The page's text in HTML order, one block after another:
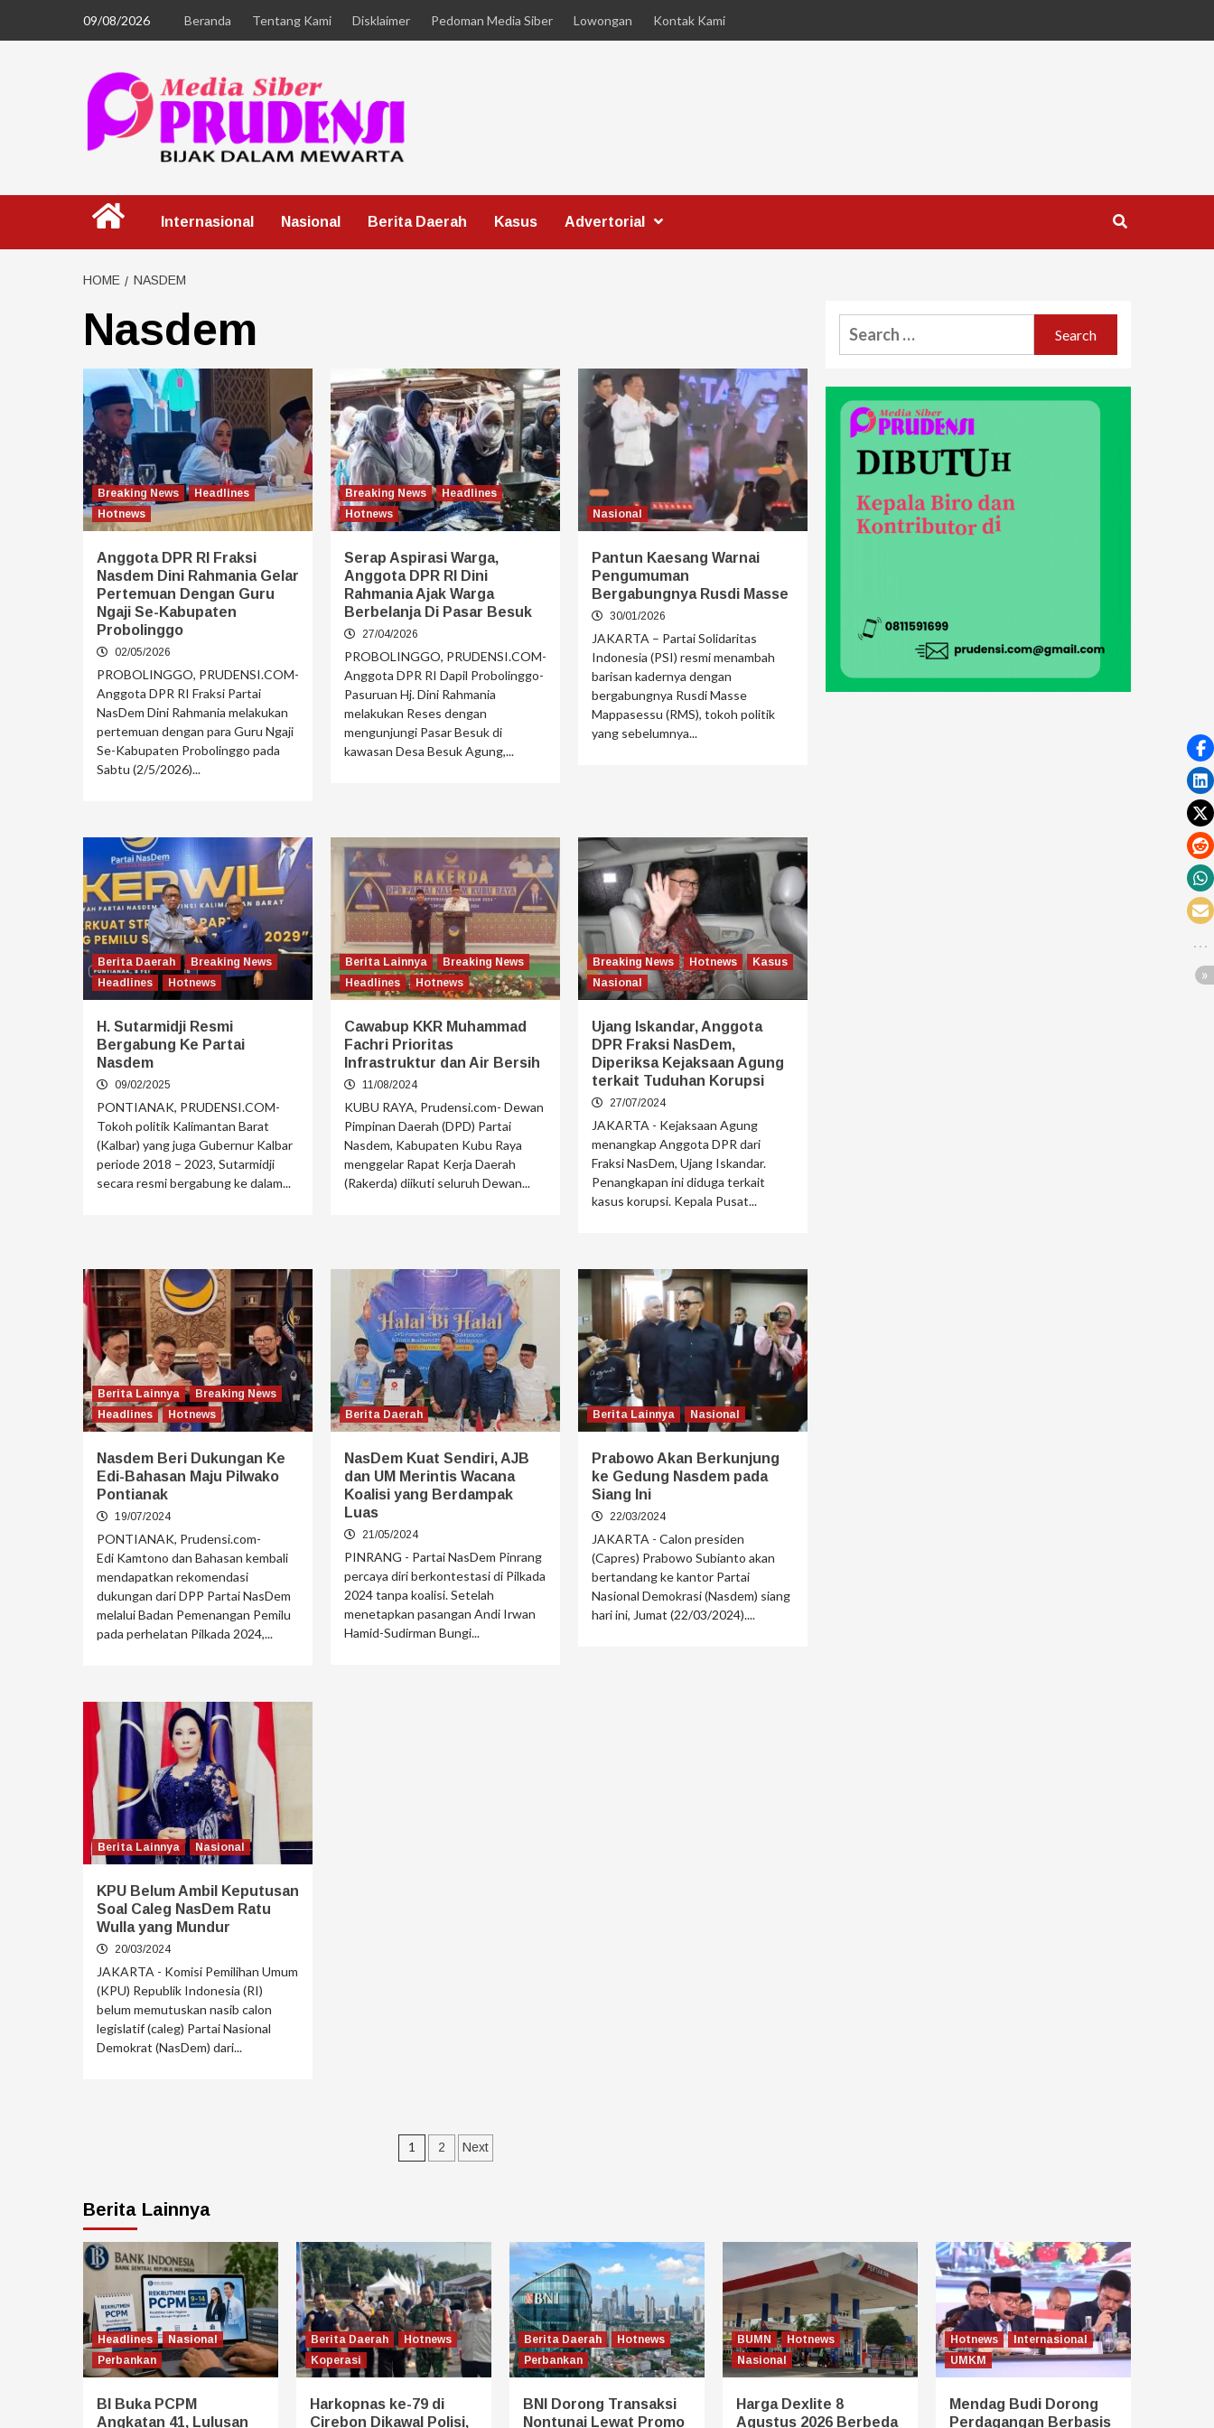
09/08/2026 Beranda Tentang Kami Disklaimer Pedoman Media Siber Lowongan Kontak Kami
Internasional Nasional Berita Daerah Kasus Advertorial
HOME NASDEM
Nasdem
Breaking News
Headlines
Hotnews
Anggota DPR RI Fraksi
Nasdem Dini Rahmania Gelar
Pertemuan Dengan Guru
Ngaji Se-Kabupaten
Probolinggo
02/05/2026
PROBOLINGGO, PRUDENSI.COM-
Anggota DPR RI Fraksi Partai
NasDem Dini Rahmania melakukan
pertemuan dengan para Guru Ngaji
Se-Kabupaten Probolinggo pada
Sabtu (2/5/2026)...
Breaking News
Headlines
Hotnews
Serap Aspirasi Warga,
Anggota DPR RI Dini
Rahmania Ajak Warga
Berbelanja Di Pasar Besuk
27/04/2026
PROBOLINGGO, PRUDENSI.COM-
Anggota DPR RI Dapil Probolinggo-
Pasuruan Hj. Dini Rahmania
melakukan Reses dengan
mengunjungi Pasar Besuk di
kawasan Desa Besuk Agung,...
Nasional
Pantun Kaesang Warnai
Pengumuman
Bergabungnya Rusdi Masse
30/01/2026
JAKARTA – Partai Solidaritas
Indonesia (PSI) resmi menambah
barisan kadernya dengan
bergabungnya Rusdi Masse
Mappasessu (RMS), tokoh politik
yang sebelumnya...
Berita Daerah
Breaking News
Headlines
Hotnews
H. Sutarmidji Resmi
Bergabung Ke Partai
Nasdem
09/02/2025
PONTIANAK, PRUDENSI.COM-
Tokoh politik Kalimantan Barat
(Kalbar) yang juga Gubernur Kalbar
periode 2018 – 2023, Sutarmidji
secara resmi bergabung ke dalam...
Berita Lainnya
Breaking News
Headlines
Hotnews
Cawabup KKR Muhammad
Fachri Prioritas
Infrastruktur dan Air Bersih
11/08/2024
KUBU RAYA, Prudensi.com- Dewan
Pimpinan Daerah (DPD) Partai
Nasdem, Kabupaten Kubu Raya
menggelar Rapat Kerja Daerah
(Rakerda) diikuti seluruh Dewan...
Breaking News Hotnews
Kasus
Nasional
Ujang Iskandar, Anggota
DPR Fraksi NasDem,
Diperiksa Kejaksaan Agung
terkait Tuduhan Korupsi
27/07/2024
JAKARTA - Kejaksaan Agung
menangkap Anggota DPR dari
Fraksi NasDem, Ujang Iskandar.
Penangkapan ini diduga terkait
kasus korupsi. Kepala Pusat...
Berita Lainnya
Breaking News
Headlines
Hotnews
Nasdem Beri Dukungan Ke
Edi-Bahasan Maju Pilwako
Pontianak
19/07/2024
PONTIANAK, Prudensi.com-
Edi Kamtono dan Bahasan kembali
mendapatkan rekomendasi
dukungan dari DPP Partai NasDem
melalui Badan Pemenangan Pemilu
pada perhelatan Pilkada 2024,...
Berita Daerah
NasDem Kuat Sendiri, AJB
dan UM Merintis Wacana
Koalisi yang Berdampak
Luas
21/05/2024
PINRANG - Partai NasDem Pinrang
percaya diri berkontestasi di Pilkada
2024 tanpa koalisi. Setelah
menetapkan pasangan Andi Irwan
Hamid-Sudirman Bungi...
Berita Lainnya Nasional
Prabowo Akan Berkunjung
ke Gedung Nasdem pada
Siang Ini
22/03/2024
JAKARTA - Calon presiden
(Capres) Prabowo Subianto akan
bertandang ke kantor Partai
Nasional Demokrasi (Nasdem) siang
hari ini, Jumat (22/03/2024)....
Berita Lainnya Nasional
KPU Belum Ambil Keputusan
Soal Caleg NasDem Ratu
Wulla yang Mundur
20/03/2024
JAKARTA - Komisi Pemilihan Umum
(KPU) Republik Indonesia (RI)
belum memutuskan nasib calon
legislatif (caleg) Partai Nasional
Demokrat (NasDem) dari...
1 2 Next
Berita Lainnya
Headlines
Nasional
Perbankan
BI Buka PCPM
Angkatan 41, Lulusan
Berita Daerah
Hotnews
Koperasi
Harkopnas ke-79 di
Cirebon Dikawal Polisi,
Berita Daerah
Hotnews
Perbankan
BNI Dorong Transaksi
Nontunai Lewat Promo
BUMN
Hotnews
Nasional
Harga Dexlite 8
Agustus 2026 Berbeda
Hotnews
Internasional
UMKM
Mendag Budi Dorong
Perdagangan Berbasis